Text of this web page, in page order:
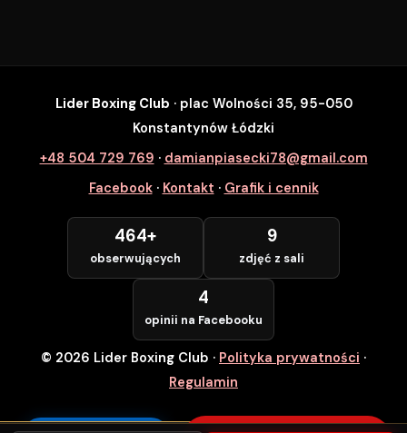
SZYBKI ZAPIS
Zapisz się na wybrane zajęcia
Numer Telefonu *
POTWIERDZAM — WCHODZĘ ZA
DARMO
Lider Boxing Club · plac Wolności 35, 95-050
Konstantynów Łódzki
+48 504 729 769 · damianpiasecki78@gmail.com
Facebook· Kontakt · Grafik i cennik
464+
obserwujących
9
zdjęć z sali
4
opinii na Facebooku
© 2026 Lider Boxing Club · Polityka prywatności ·
Regulamin